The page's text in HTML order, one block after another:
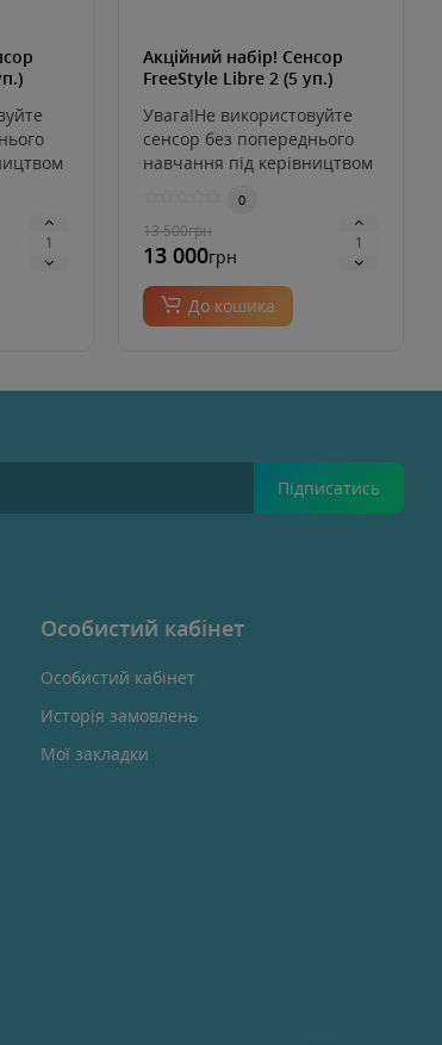
Акційний набір! Сенсор
FreeStyle Libre 2 (5 уп.)
Увага!Не використовуйте
сенсор без попереднього
навчання під керівництвом
0
13 500грн
13 000грн
До кошика
Підписатись
Особистий кабінет
Особистий кабінет
Исторія замовлень
Мої закладки